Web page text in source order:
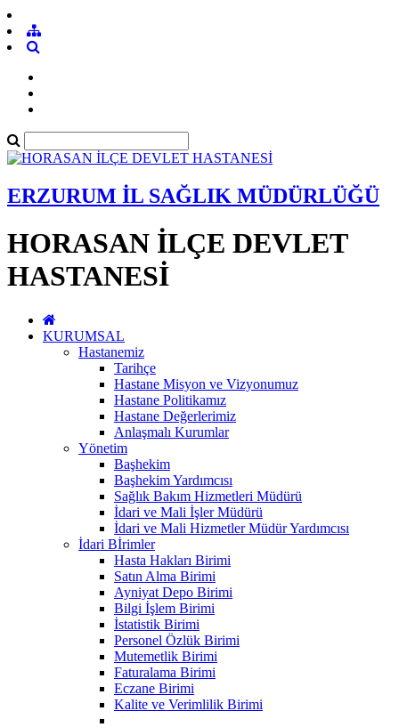
ERZURUM İL SAĞLIK MÜDÜRLÜĞÜ
HORASAN İLÇE DEVLET
HASTANESİ
KURUMSAL
Hastanemiz
Tarihçe
Hastane Misyon ve Vizyonumuz
Hastane Politikamız
Hastane Değerlerimiz
Anlaşmalı Kurumlar
Yönetim
Başhekim
Başhekim Yardımcısı
Sağlık Bakım Hizmetleri Müdürü
İdari ve Mali İşler Müdürü
İdari ve Mali Hizmetler Müdür Yardımcısı
İdari Bİrimler
Hasta Hakları Birimi
Satın Alma Birimi
Ayniyat Depo Birimi
Bilgi İşlem Birimi
İstatistik Birimi
Personel Özlük Birimi
Mutemetlik Birimi
Faturalama Birimi
Eczane Birimi
Kalite ve Verimlilik Birimi